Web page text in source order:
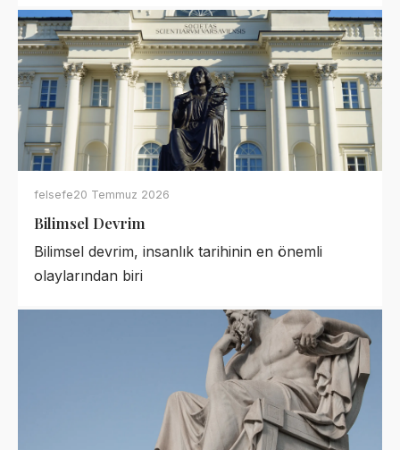
felsefe20 Temmuz 2026
Bilimsel Devrim
Bilimsel devrim, insanlık tarihinin en önemli
olaylarından biri